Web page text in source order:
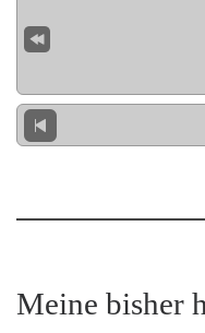
Meine bisher